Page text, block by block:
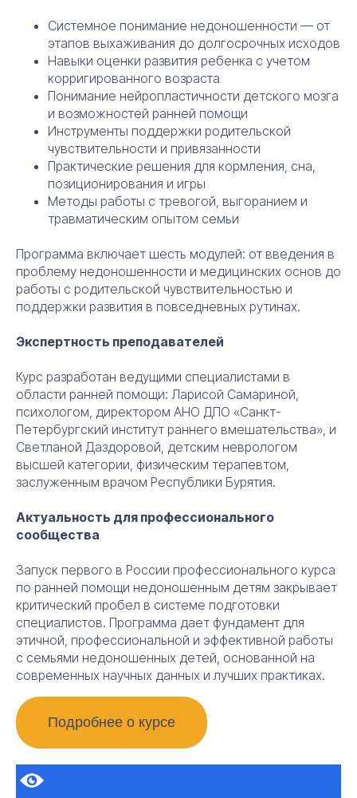
Системное понимание недоношенности — от
этапов выхаживания до долгосрочных исходов
Навыки оценки развития ребенка с учетом
корригированного возраста
Понимание нейропластичности детского мозга
и возможностей ранней помощи
Инструменты поддержки родительской
чувствительности и привязанности
Практические решения для кормления, сна,
позиционирования и игры
Методы работы с тревогой, выгоранием и
травматическим опытом семьи
Программа включает шесть модулей: от введения в
проблему недоношенности и медицинских основ до
работы с родительской чувствительностью и
поддержки развития в повседневных рутинах.
Экспертность преподавателей
Курс разработан ведущими специалистами в
области ранней помощи: Ларисой Самариной,
психологом, директором АНО ДПО «Санкт-
Петербургский институт раннего вмешательства», и
Светланой Даздоровой, детским неврологом
высшей категории, физическим терапевтом,
заслуженным врачом Республики Бурятия.
Актуальность для профессионального
сообщества
Запуск первого в России профессионального курса
по ранней помощи недоношенным детям закрывает
критический пробел в системе подготовки
специалистов. Программа дает фундамент для
этичной, профессиональной и эффективной работы
с семьями недоношенных детей, основанной на
современных научных данных и лучших практиках.
Подробнее о курсе